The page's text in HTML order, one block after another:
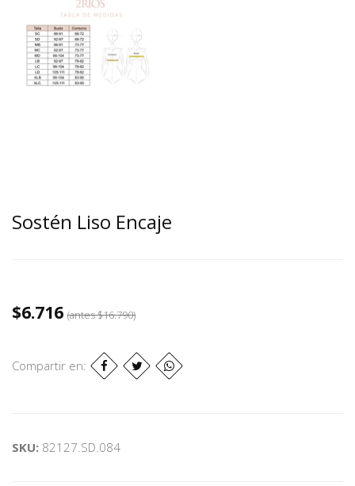
Sostén Liso Encaje
$6.716 (antes$16.790)
Compartir en:
SKU: 82127.SD.084